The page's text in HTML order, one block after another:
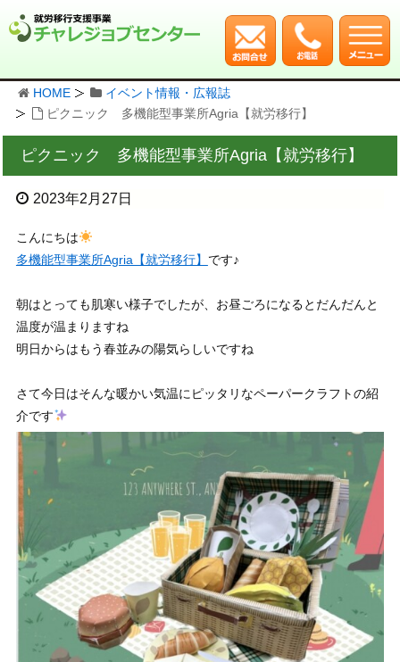
HOME
イベント情報・広報誌
ピクニック 多機能型事業所Agria【就労移行】
ピクニック 多機能型事業所Agria【就労移行】
2023年2月27日
こんにちは
多機能型事業所Agria【就労移行】 です♪
朝はとっても肌寒い様子でしたが、お昼ごろになるとだんだんと
温度が温まりますね
明日からはもう春並みの陽気らしいですね
さて今日はそんな暖かい気温にピッタリなペーパークラフトの紹
介です